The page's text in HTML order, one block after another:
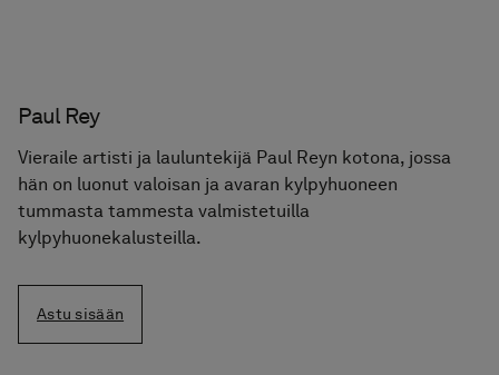
Paul Rey
Vieraile artisti ja lauluntekijä Paul Reyn kotona, jossa
hän on luonut valoisan ja avaran kylpyhuoneen
tummasta tammesta valmistetuilla
kylpyhuonekalusteilla.
Astu sisään